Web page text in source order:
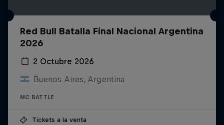
Red Bull Batalla Final Nacional Argentina
2026
2 Octubre 2026
Buenos Aires, Argentina
MC BATTLE
Tickets a la venta